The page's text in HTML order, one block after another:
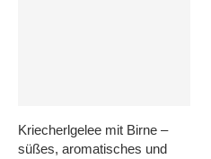
Kriecherlgelee mit Birne –
süßes, aromatisches und